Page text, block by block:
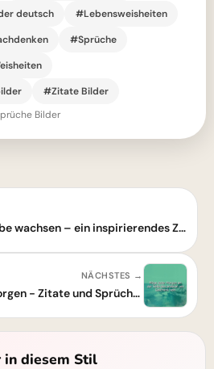
deutsch
#Lebensweisheiten
#Sprüche
#Zitate Bilder
Bilder
Möge eure Liebe wachsen – ein inspirierendes Zitat über Beständigkeit
NÄCHSTES →
Ein Geschenk jeden Morgen - Zitate und Sprüche für eine schöne Beziehung
in diesem Stil